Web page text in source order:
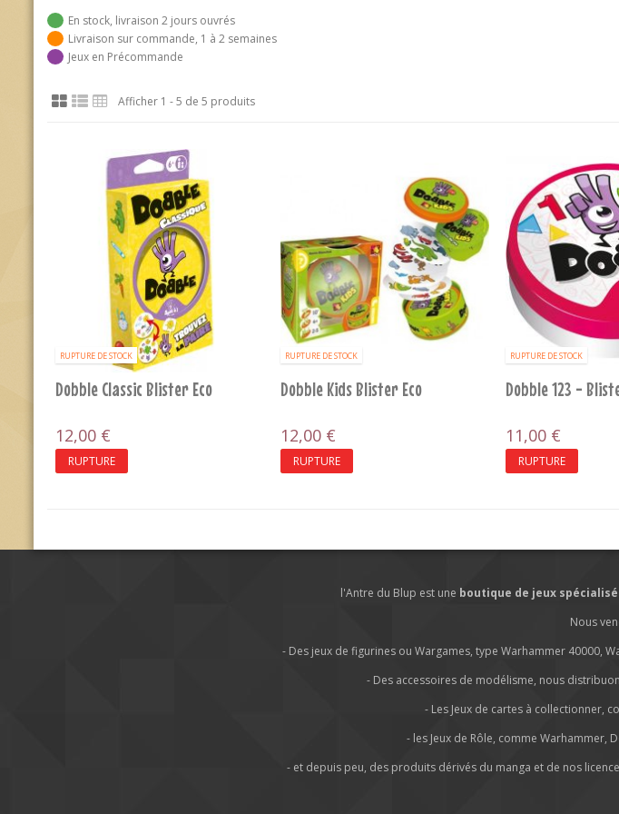
En stock, livraison 2 jours ouvrés
Livraison sur commande, 1 à 2 semaines
Jeux en Précommande
Afficher 1 - 5 de 5 produits
RUPTURE DE STOCK
Dobble Classic Blister Eco
12,00 €
RUPTURE
RUPTURE DE STOCK
Dobble Kids Blister Eco
12,00 €
RUPTURE
RUPTURE DE STOCK
Dobble 123 -
11,00 €
RUPTURE
l'Antre du Blup est une boutique de jeux
Nous
- Des jeux de figurines ou Wargames, type Warhammer 40000,
- Des accessoires de modélisme, nous
- Les Jeux de cartes à collectionner,
- les Jeux de Rôle, comme Warhammer,
- et depuis peu, des produits dérivés du manga et de nos